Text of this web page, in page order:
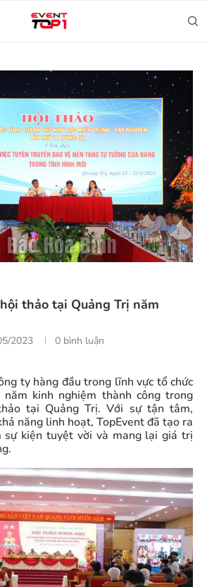
thảo tại Quảng Trị năm
2023 0 bình luận
ty hàng đầu trong lĩnh vực tổ chức
kinh nghiệm thành công trong
tại Quảng Trị. Với sự tận tâm,
năng linh hoạt, TopEvent đã tạo ra
sự kiện tuyệt vời và mang lại giá trị